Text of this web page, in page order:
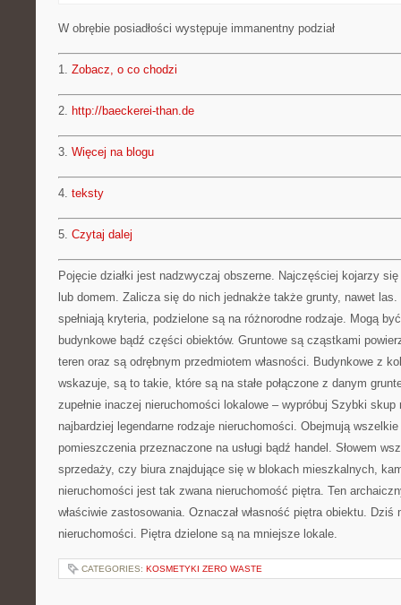
W obrębie posiadłości występuje immanentny podział
1. Zobacz, o co chodzi
2. http://baeckerei-than.de
3. Więcej na blogu
4. teksty
5. Czytaj dalej
Pojęcie działki jest nadzwyczaj obszerne. Najczęściej kojarzy
lub domem. Zalicza się do nich jednakże także grunty, nawet
spełniają kryteria, podzielone są na różnorodne rodzaje. Mogą
budynkowe bądź części obiektów. Gruntowe są cząstkami
teren oraz są odrębnym przedmiotem własności. Budynkowe z
wskazuje, są to takie, które są na stałe połączone z danym
zupełnie inaczej nieruchomości lokalowe – wypróbuj Szybki
najbardziej legendarne rodzaje nieruchomości. Obejmują
pomieszczenia przeznaczone na usługi bądź handel. Słowem
sprzedaży, czy biura znajdujące się w blokach mieszkalnych,
nieruchomości jest tak zwana nieruchomość piętra. Ten
właściwie zastosowania. Oznaczał własność piętra obiektu. Dziś
nieruchomości. Piętra dzielone są na mniejsze lokale.
CATEGORIES: KOSMETYKI ZERO WASTE